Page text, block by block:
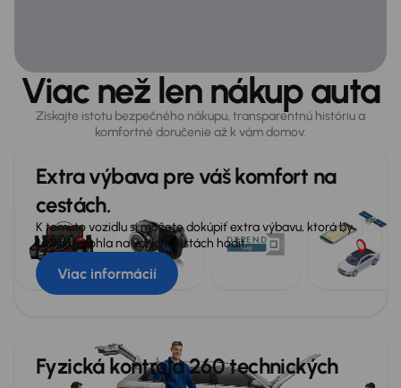
Parkovacia kamera
Infotainment
Android Auto
Apple CarPlay
Bluetooth pripojenie
Hlasové ovládanie palubného systému
Navigačný systém
Prémiový audiosystém
Viac než len nákup auta
Získajte istotu bezpečného nákupu, transparentnú históriu a
komfortné doručenie až k vám domov.
Extra výbava pre váš komfort na
cestách.
K tomuto vozidlu si môžete dokúpiť extra výbavu, ktorá by
sa vám mohla na vašich cestách hodiť.
Viac informácií
Fyzická kontrola 260 technických